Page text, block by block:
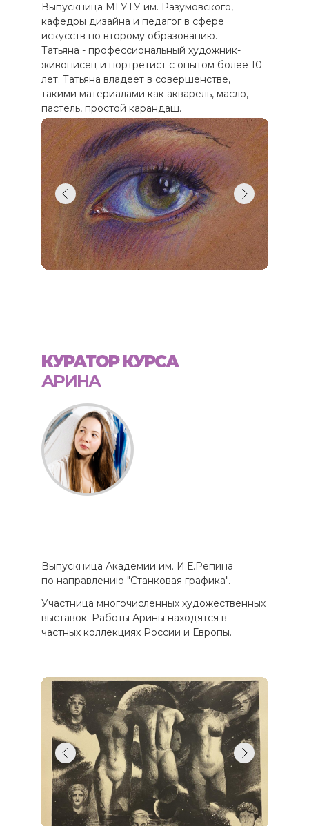
Выпускница МГУТУ им. Разумовского,
кафедры дизайна и педагог в сфере
искусств по второму образованию.
Татьяна - профессиональный художник-
живописец и портретист с опытом более 10
лет. Татьяна владеет в совершенстве,
такими материалами как акварель, масло,
пастель, простой карандаш.
Участница многочисленных художественных
выставок. Работы Арины находятся в
частных коллекциях России и Европы.
Выпускница Академии им. И.Е.Репина
по направлению "Станковая графика".
КУРАТОР КУРСА
АРИНА